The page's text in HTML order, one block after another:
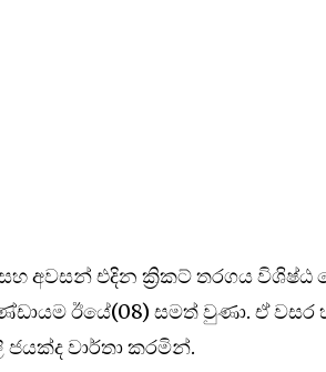
අවසන් එදින ක්‍රිකට් තරගය විශිෂ්ඨ
ඊයේ(08) සමත් වුණා. ඒ
ජයක්ද වාර්තා කරමින්.